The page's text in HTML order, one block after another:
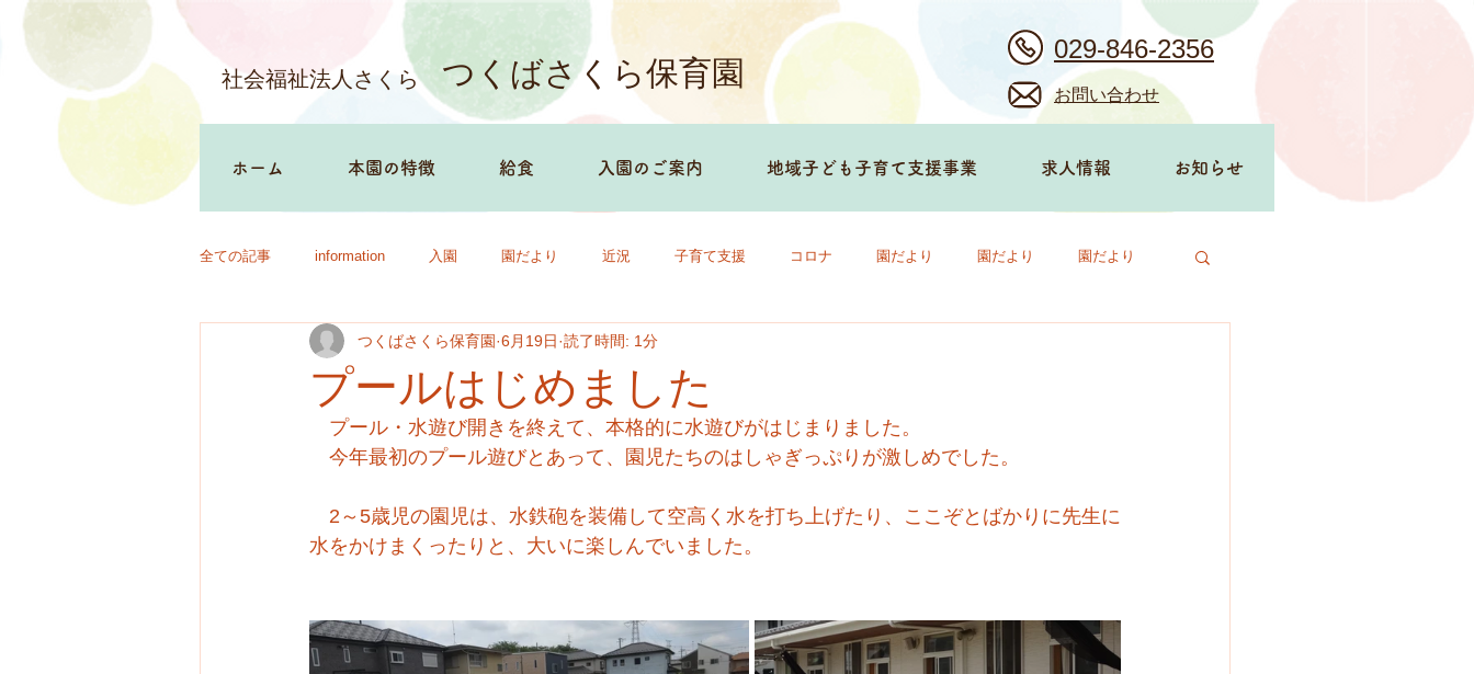
社会福祉法人さくら つくばさくら保育園
ホーム 本園の特徴 給食 入園のご案内 地域子ども子育て支援事業 求人情報 お知らせ
029-846-2356
お問い合わせ
全ての記事 information 入園 園だより 近況 子育て支援 コロナ 園だより 園だより 園だより
プールはじめました
つくばさくら保育園 6月19日 読了時間: 1分
プール・水遊び開きを終えて、本格的に水遊びがはじまりました。
今年最初のプール遊びとあって、園児たちのはしゃぎっぷりが激しめでした。
2～5歳児の園児は、水鉄砲を装備して空高く水を打ち上げたり、ここぞとばかりに先生に
水をかけまくったりと、大いに楽しんでいました。